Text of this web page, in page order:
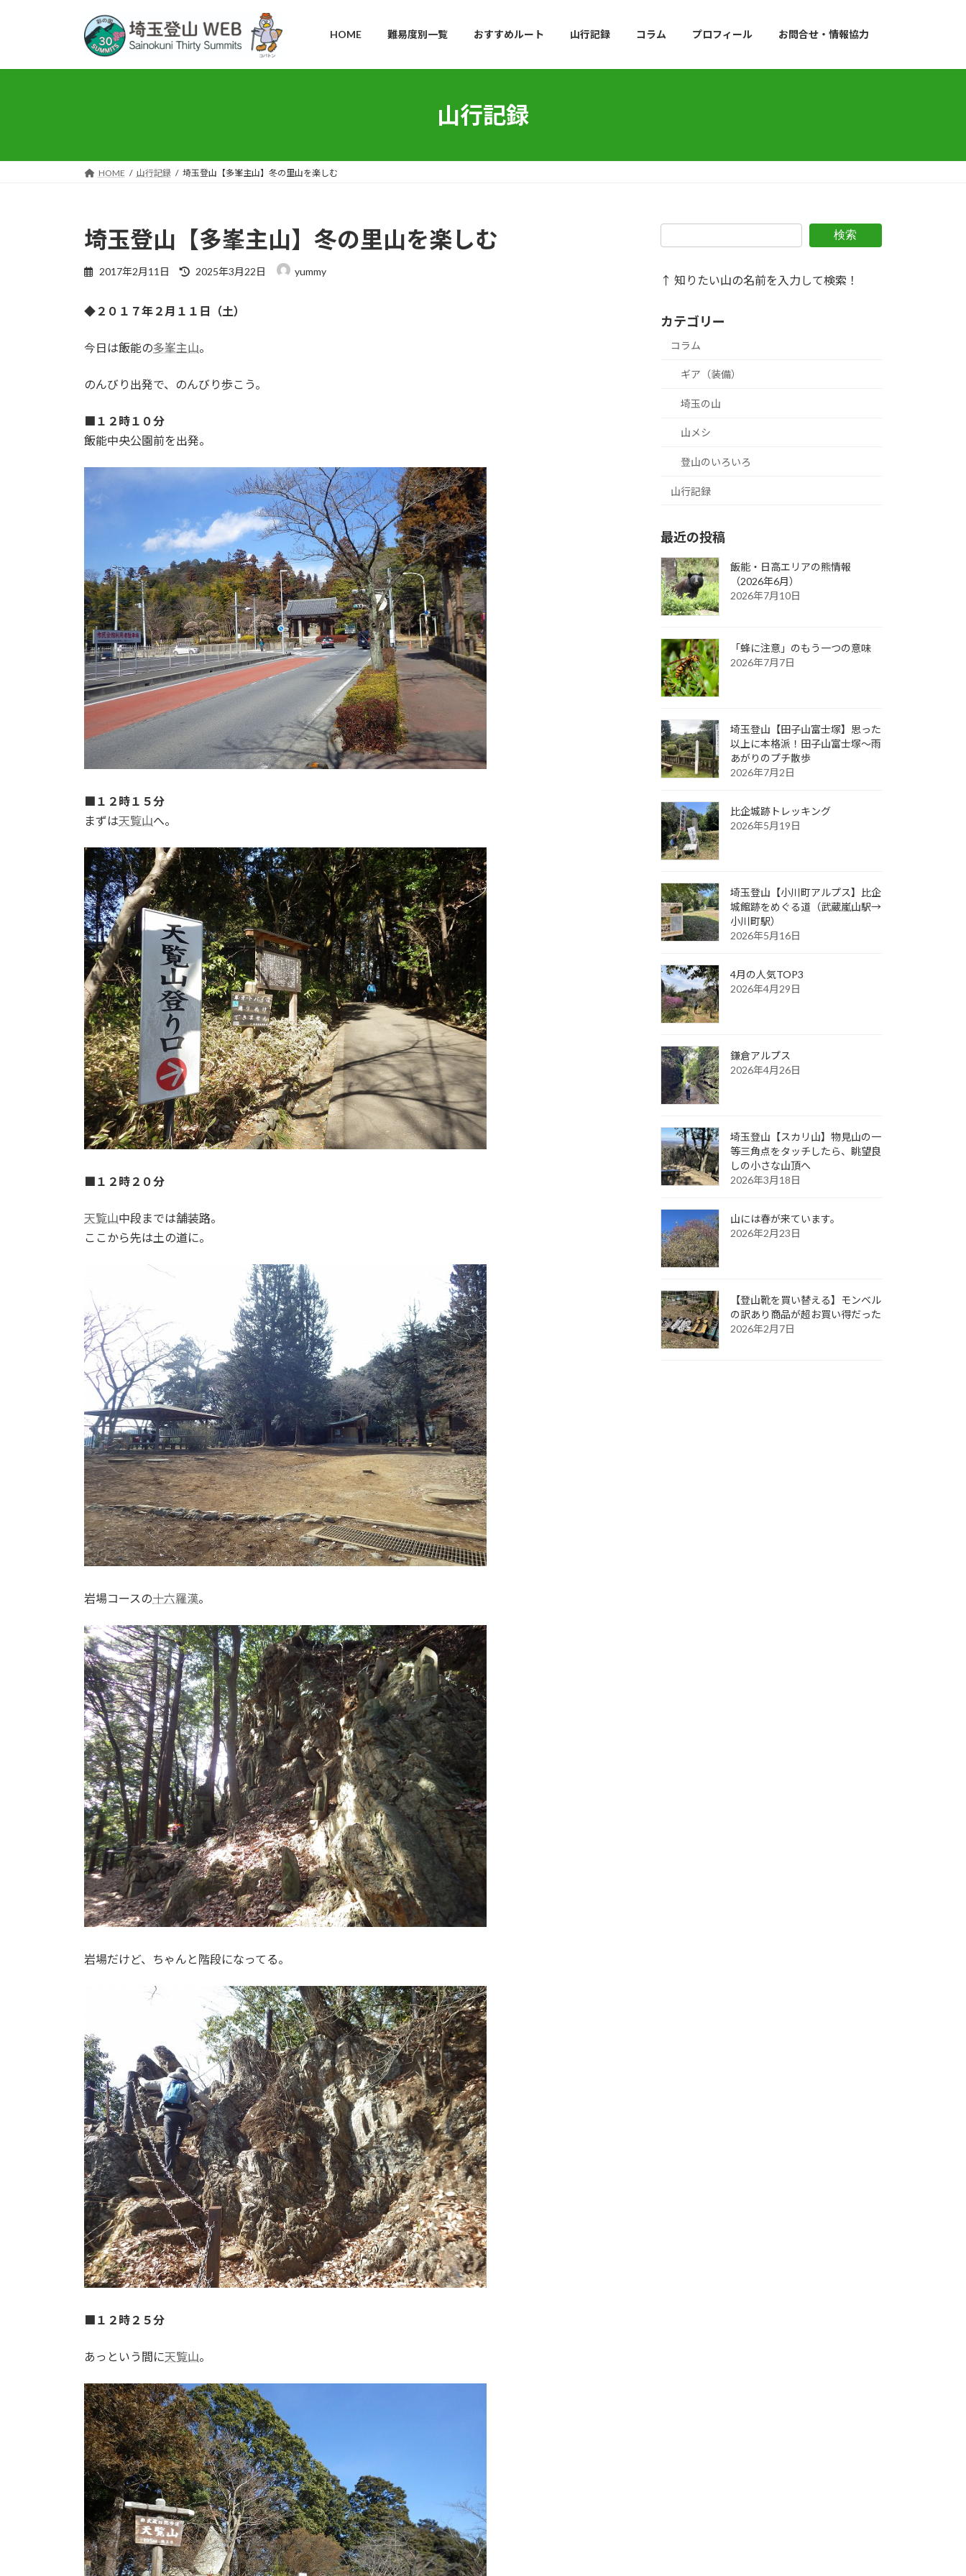
プ
動
HOME 難易度別一覧 おすすめルート 山行記録 コラム プロフィール お問合せ・情報協力
山行記録
HOME 山行記録 埼玉登山【多峯主山】冬の里山を楽しむ
埼玉登山【多峯主山】冬の里山を楽しむ
2017年2月11日
最
新
:
2025年3月22日 yummy
◆２０１７年２月１１日（土）
今日は飯能の多峯主山。
のんびり出発で、のんびり歩こう。
■１２時１０分
飯能中央公園前を出発。
■１２時１５分
まずは天覧山へ。
■１２時２０分
天覧山中段までは舗装路。
ここから先は土の道に。
岩場コースの十六羅漢。
岩場だけど、ちゃんと階段になってる。
■１２時２５分
あっという間に天覧山。
検索
↑ 知りたい山の名前を入力して検索！
カテゴリー
コラム
ギア（装備）
埼玉の山
山メシ
登山のいろいろ
山行記録
最近の投稿
飯能・日高エリアの熊情報
（2026年6月）
2026年7月10日
「蜂に注意」のもう一つの意味
2026年7月7日
埼玉登山【田子山富士塚】思った
以上に本格派！田子山富士塚～雨
あがりのプチ散歩
2026年7月2日
比企城跡トレッキング
2026年5月19日
埼玉登山【小川町アルプス】比企
城館跡をめぐる道（武蔵嵐山駅→
小川町駅）
2026年5月16日
4月の人気TOP3
2026年4月29日
鎌倉アルプス
2026年4月26日
埼玉登山【スカリ山】物見山の一
等三角点をタッチしたら、眺望良
しの小さな山頂へ
2026年3月18日
山には春が来ています。
2026年2月23日
【登山靴を買い替える】モンベル
の訳あり商品が超お買い得だった
2026年2月7日